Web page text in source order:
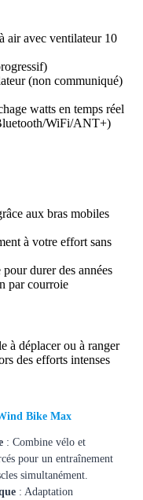
air avec ventilateur 10
(non communiqué)
watts en temps réel
WiFi/ANT+)
aux bras mobiles
à votre effort sans
durer des années
par courroie
à déplacer ou à ranger
des efforts intenses
Bike Max
: Combine vélo et
pour un entraînement
simultanément.
: Adaptation